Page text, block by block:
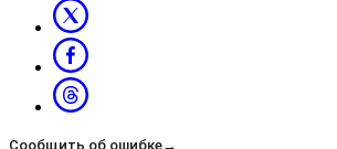
Сообщить об ошибке→